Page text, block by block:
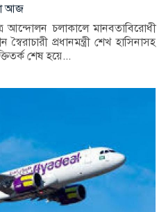
আজ
আন্দোলন চলাকালে মানবতাবিরোধী
প্রধানমন্ত্রী শেখ হাসিনাসহ
শেষ হয়ে...